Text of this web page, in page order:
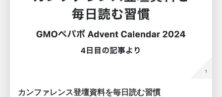
カンファレンス登壇資料を毎日読む習慣